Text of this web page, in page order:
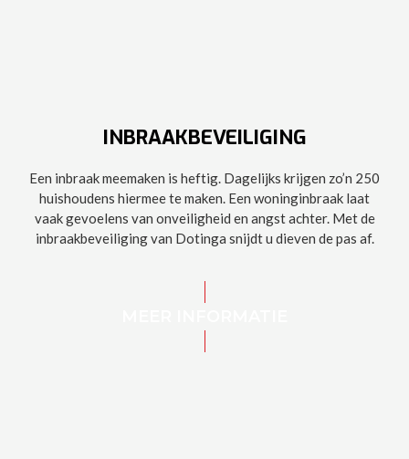
INBRAAKBEVEILIGING
Een inbraak meemaken is heftig. Dagelijks krijgen zo’n 250
huishoudens hiermee te maken. Een woninginbraak laat
vaak gevoelens van onveiligheid en angst achter. Met de
inbraakbeveiliging van Dotinga snijdt u dieven de pas af.